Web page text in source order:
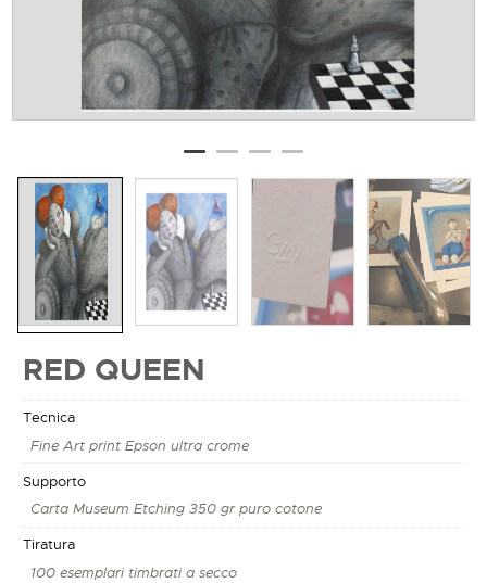
RED QUEEN
Tecnica
Fine Art print Epson ultra crome
Supporto
Carta Museum Etching 350 gr puro cotone
Tiratura
100 esemplari timbrati a secco